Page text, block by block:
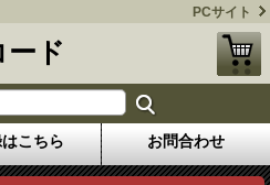
PCサイト
ド
こちら お問合わせ